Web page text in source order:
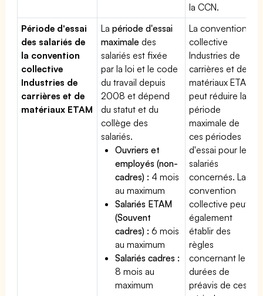
la CCN.
Période d'essai
des salariés de
la convention
collective
Industries de
carrières et de
matériaux ETAM
Lapériode d'essai
maximale des
salariés est fixée
par la loi et le code
du travail depuis
2008 et dépend
du statut et du
collège des
salariés.
Ouvriers et
employés (non-
cadres) : 4 mois
au maximum
Salariés ETAM
(Souvent
cadres) : 6 mois
au maximum
Salariés cadres :
8 mois au
maximum
La convention
collective
Industries de
carrières et de
matériaux ETAM
peut réduire la
période
maximale de
ces périodes
d'essai pour les
salariés
concernés. La
convention
collective peut
également
établir des
règles
concernant les
durées de
préavis de ces